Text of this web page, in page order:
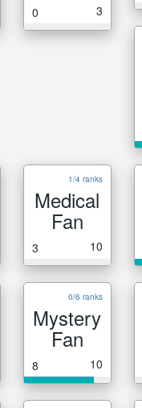
0 3
1/4 ranks
Medical
Fan
3 10
0/6 ranks
Mystery
Fan
8 10